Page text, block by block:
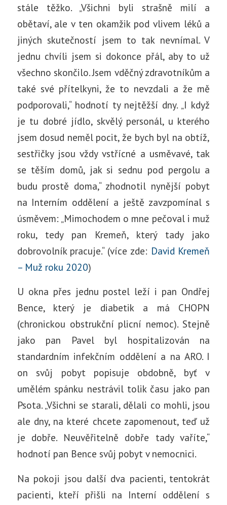
stále těžko. „Všichni byli strašně milí a
obětaví, ale v ten okamžik pod vlivem léků a
jiných skutečností jsem to tak nevnímal. V
jednu chvíli jsem si dokonce přál, aby to už
všechno skončilo. Jsem vděčný zdravotníkům a
také své přítelkyni, že to nevzdali a že mě
podporovali,“ hodnotí ty nejtěžší dny. „I když
je tu dobré jídlo, skvělý personál, u kterého
jsem dosud neměl pocit, že bych byl na obtíž,
sestřičky jsou vždy vstřícné a usměvavé, tak
se těším domů, jak si sednu pod pergolu a
budu prostě doma,“ zhodnotil nynější pobyt
na Interním oddělení a ještě zavzpomínal s
úsměvem: „Mimochodem o mne pečoval i muž
roku, tedy pan Kremeň, který tady jako
dobrovolník pracuje.“ (více zde: David Kremeň
– Muž roku 2020)
U okna přes jednu postel leží i pan Ondřej
Bence, který je diabetik a má CHOPN
(chronickou obstrukční plicní nemoc). Stejně
jako pan Pavel byl hospitalizován na
standardním infekčním oddělení a na ARO. I
on svůj pobyt popisuje obdobně, byť v
umělém spánku nestrávil tolik času jako pan
Psota. „Všichni se starali, dělali co mohli, jsou
ale dny, na které chcete zapomenout, teď už
je dobře. Neuvěřitelně dobře tady vaříte,“
hodnotí pan Bence svůj pobyt v nemocnici.
Na pokoji jsou další dva pacienti, tentokrát
pacienti, kteří přišli na Interní oddělení s